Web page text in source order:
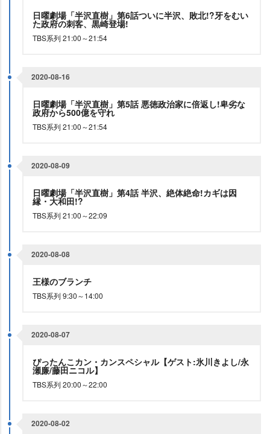
日曜劇場「半沢直樹」第6話ついに半沢、敗北!?牙をむい
た政府の刺客、黒崎登場!
TBS系列 21:00～21:54
2020-08-16
日曜劇場「半沢直樹」第5話 悪徳政治家に倍返し!卑劣な
政府から500億を守れ
TBS系列 21:00～21:54
2020-08-09
日曜劇場「半沢直樹」第4話 半沢、絶体絶命!カギは因
縁・大和田!?
TBS系列 21:00～22:09
2020-08-08
王様のブランチ
TBS系列 9:30～14:00
2020-08-07
ぴったんこカン・カンスペシャル【ゲスト:氷川きよし/永
瀬廉/藤田ニコル】
TBS系列 20:00～22:00
2020-08-02